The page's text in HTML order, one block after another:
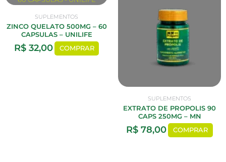
SUPLEMENTOS
ZINCO QUELATO 500MG – 60
CAPSULAS – UNILIFE
R$32,00 COMPRAR
SUPLEMENTOS
EXTRATO DE PROPOLIS 90
CAPS 250MG – MN
R$ 78,00 COMPRAR